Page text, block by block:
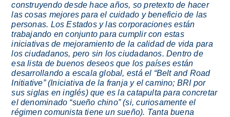
construyendo desde hace años, so pretexto de hacer
las cosas mejores para el cuidado y beneficio de las
personas. Los Estados y las corporaciones están
trabajando en conjunto para cumplir con estas
iniciativas de mejoramiento de la calidad de vida para
los ciudadanos, pero sin los ciudadanos. Dentro de
esa lista de buenos deseos que los países están
desarrollando a escala global, está el “Belt and Road
Initiative” (Iniciativa de la franja y el camino; BRI por
sus siglas en inglés) que es la catapulta para concretar
el denominado “sueño chino” (si, curiosamente el
régimen comunista tiene un sueño). Tanta buena